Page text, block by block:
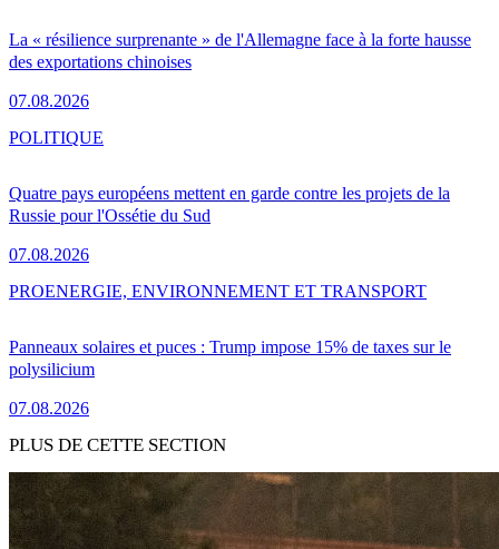
La « résilience surprenante » de l'Allemagne face à la forte hausse
des exportations chinoises
07.08.2026
Quatre pays européens mettent en garde contre les projets de la
Russie pour l'Ossétie du Sud
07.08.2026
POLITIQUE
Panneaux solaires et puces : Trump impose 15% de taxes sur le
polysilicium
07.08.2026
PROENERGIE, ENVIRONNEMENT ET TRANSPORT
PLUS DE CETTE SECTION